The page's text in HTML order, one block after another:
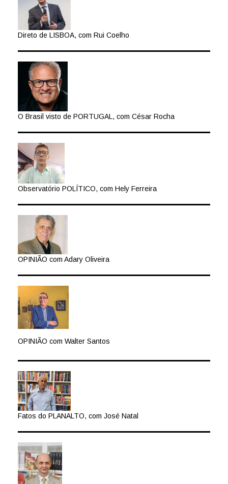
Direto de LISBOA, com Rui Coelho
O Brasil visto de PORTUGAL, com César Rocha
Observatório POLÍTICO, com Hely Ferreira
OPINIÃO com Adary Oliveira
OPINIÃO com Walter Santos
Fatos do PLANALTO, com José Natal